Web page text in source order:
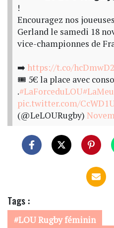
!
Encouragez nos
Gerland le samedi 18
vice-championnes de
➡️ https://t.co/
🎟️ 5€ la place avec conso
.#LaForceduLOU
pic.twitter.com/
(@LeLOURugby)
Tags :
LOU Rugby féminin